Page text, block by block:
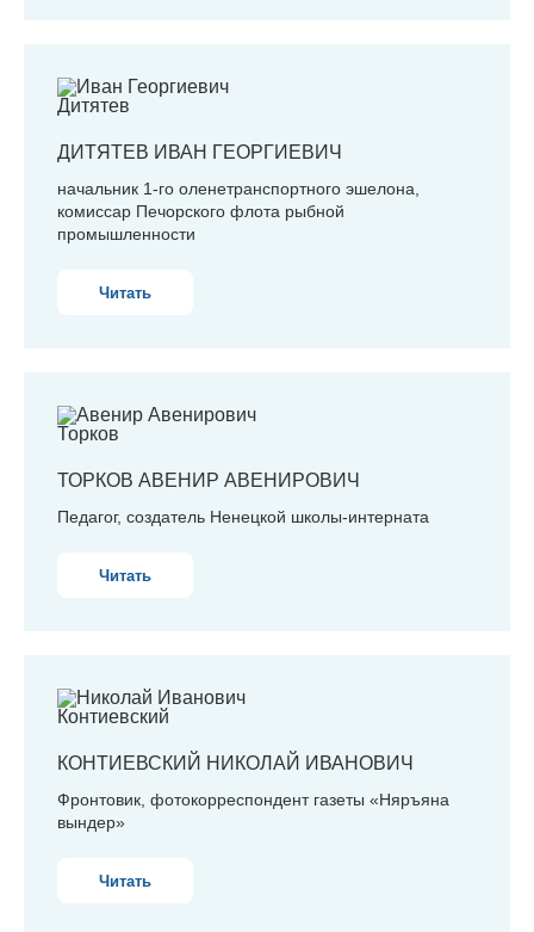
ДИТЯТЕВ ИВАН ГЕОРГИЕВИЧ
начальник 1-го оленетранспортного эшелона,
комиссар Печорского флота рыбной
промышленности
Читать
ТОРКОВ АВЕНИР АВЕНИРОВИЧ
Педагог, создатель Ненецкой школы-интерната
Читать
КОНТИЕВСКИЙ НИКОЛАЙ ИВАНОВИЧ
Фронтовик, фотокорреспондент газеты «Няръяна
вындер»
Читать